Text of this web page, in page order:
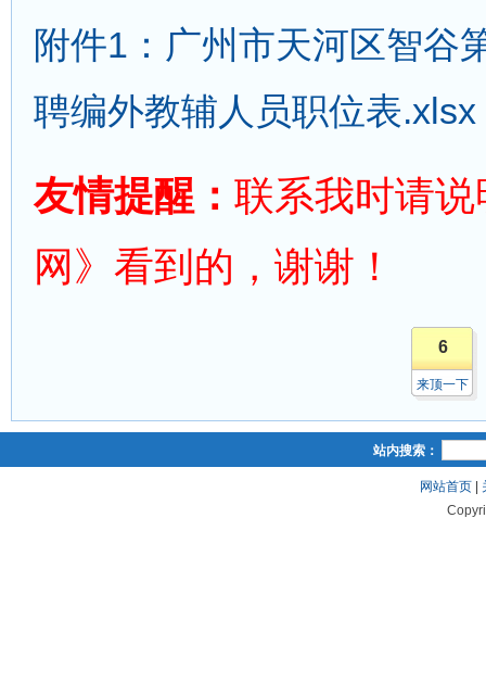
附件1：广州市天河区智谷
聘编外教辅人员职位表.xlsx
友情提醒： 联系我时请
网》看到的，谢谢！
6
来顶一下
站内搜索：
网站首页